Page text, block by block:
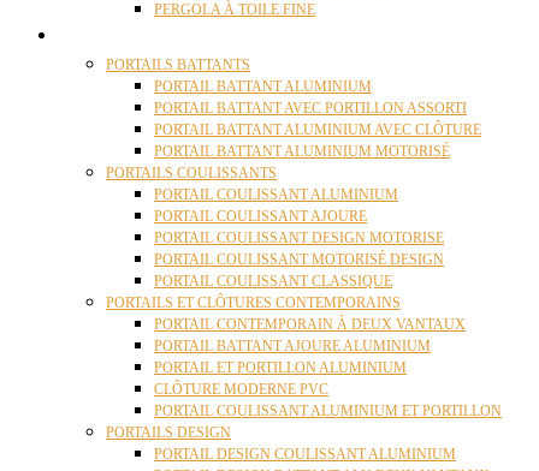
PERGOLA À TOILE FINE
PORTAILS BATTANTS
PORTAIL BATTANT ALUMINIUM
PORTAIL BATTANT AVEC PORTILLON ASSORTI
PORTAIL BATTANT ALUMINIUM AVEC CLÔTURE
PORTAIL BATTANT ALUMINIUM MOTORISÉ
PORTAILS COULISSANTS
PORTAIL COULISSANT ALUMINIUM
PORTAIL COULISSANT AJOURE
PORTAIL COULISSANT DESIGN MOTORISE
PORTAIL COULISSANT MOTORISÉ DESIGN
PORTAIL COULISSANT CLASSIQUE
PORTAILS ET CLÔTURES CONTEMPORAINS
PORTAIL CONTEMPORAIN À DEUX VANTAUX
PORTAIL BATTANT AJOURE ALUMINIUM
PORTAIL ET PORTILLON ALUMINIUM
CLÔTURE MODERNE PVC
PORTAIL COULISSANT ALUMINIUM ET PORTILLON
PORTAILS DESIGN
PORTAIL DESIGN COULISSANT ALUMINIUM